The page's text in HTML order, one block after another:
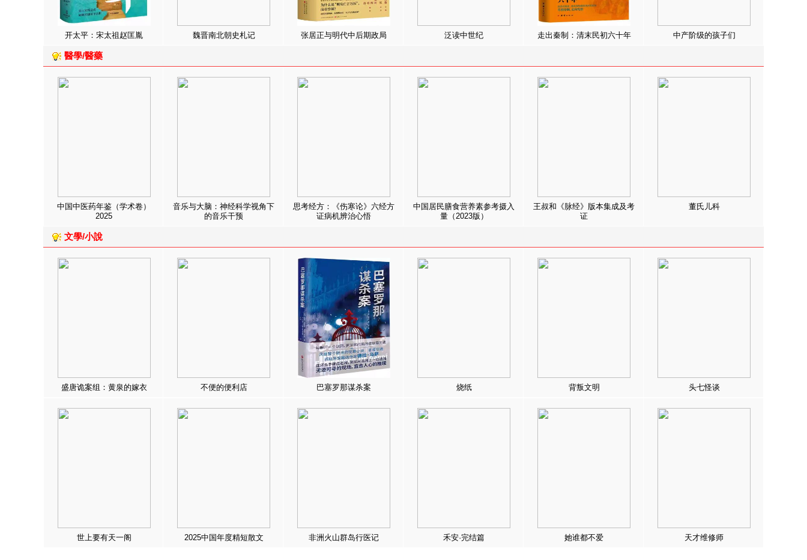
开太平：宋太祖赵匡胤 魏晋南北朝史札记 张居正与明代中后期政局 泛读中世纪 走出秦制：清末民初六十年 中产阶级的孩子们
醫學/醫藥
中国中医药年鉴（学术卷）
2025
音乐与大脑：神经科学视角下
的音乐干预
思考经方：《伤寒论》六经方
证病机辨治心悟
中国居民膳食营养素参考摄入
量（2023版）
王叔和《脉经》版本集成及考
证
董氏儿科
文學/小說
盛唐诡案组：黄泉的嫁衣 不便的便利店 巴塞罗那谋杀案 烧纸 背叛文明 头七怪谈
世上要有天一阁 2025中国年度精短散文 非洲火山群岛行医记 禾安·完结篇 她谁都不爱 天才维修师